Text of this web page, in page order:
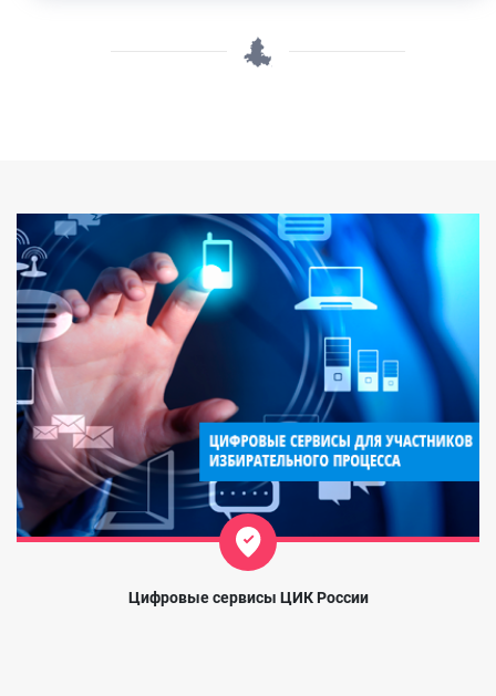
Цифровые сервисы ЦИК России